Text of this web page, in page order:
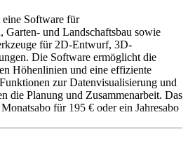
Software für
Garten- und Landschaftsbau sowie
für 2D-Entwurf, 3D-
Die Software ermöglicht die
Höhenlinien und eine effiziente
zur Datenvisualisierung und
die Planung und Zusammenarbeit. Das
für 195 € oder ein Jahresabo